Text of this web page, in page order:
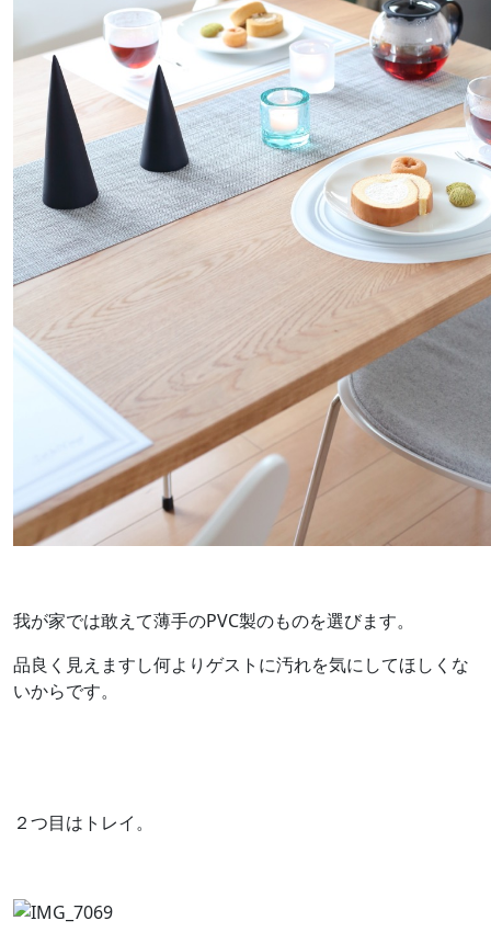
我が家では敢えて薄手のPVC製のものを選びます。
品良く見えますし何よりゲストに汚れを気にしてほしくな
いからです。
２つ目はトレイ。